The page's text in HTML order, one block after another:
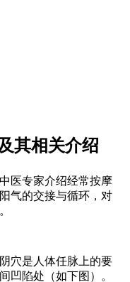
其相关介绍
医专家介绍经常按摩
气的交接与循环，对
穴是人体任脉上的要
凹陷处（如下图）。